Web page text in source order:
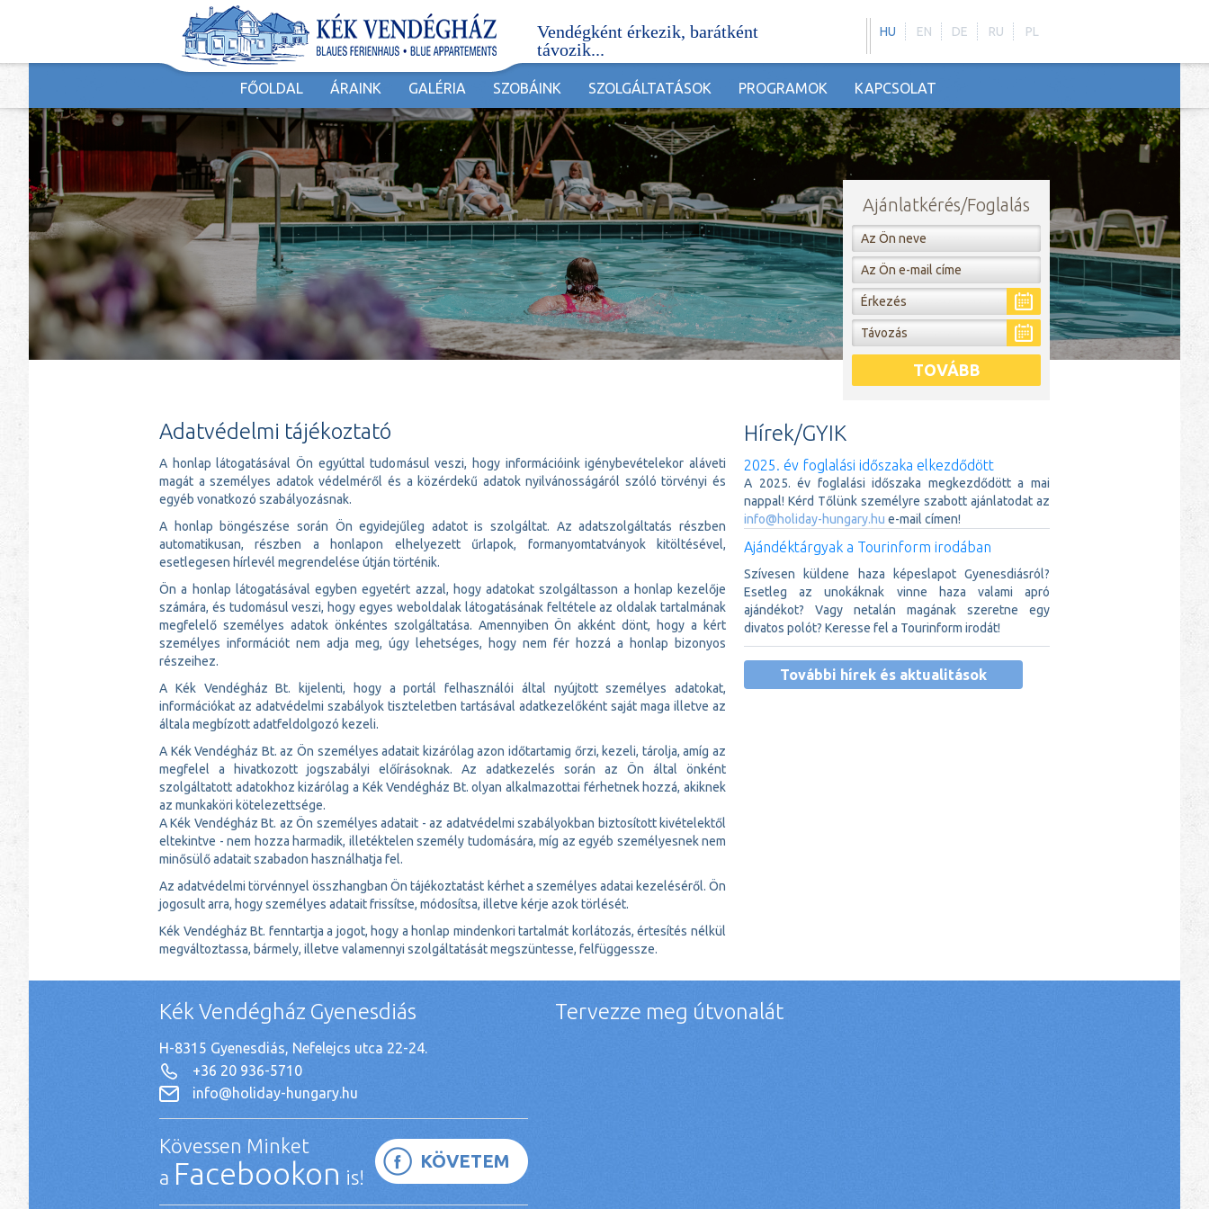
Vendégként érkezik, barátként
távozik...
FŐOLDAL ÁRAINK GALÉRIA SZOBÁINK SZOLGÁLTATÁSOK PROGRAMOK KAPCSOLAT
HU EN DE RU PL
Ajánlatkérés/Foglalás
TOVÁBB
Adatvédelmi tájékoztató
A honlap látogatásával Ön egyúttal tudomásul veszi, hogy információink igénybevételekor aláveti
magát a személyes adatok védelméről és a közérdekű adatok nyilvánosságáról szóló törvényi és
egyéb vonatkozó szabályozásnak.
A honlap böngészése során Ön egyidejűleg adatot is szolgáltat. Az adatszolgáltatás részben
automatikusan, részben a honlapon elhelyezett űrlapok, formanyomtatványok kitöltésével,
esetlegesen hírlevél megrendelése útján történik.
Ön a honlap látogatásával egyben egyetért azzal, hogy adatokat szolgáltasson a honlap kezelője
számára, és tudomásul veszi, hogy egyes weboldalak látogatásának feltétele az oldalak tartalmának
megfelelő személyes adatok önkéntes szolgáltatása. Amennyiben Ön akként dönt, hogy a kért
személyes információt nem adja meg, úgy lehetséges, hogy nem fér hozzá a honlap bizonyos
részeihez.
A Kék Vendégház Bt. kijelenti, hogy a portál felhasználói által nyújtott személyes adatokat,
információkat az adatvédelmi szabályok tiszteletben tartásával adatkezelőként saját maga illetve az
általa megbízott adatfeldolgozó kezeli.
A Kék Vendégház Bt. az Ön személyes adatait kizárólag azon időtartamig őrzi, kezeli, tárolja, amíg az
megfelel a hivatkozott jogszabályi előírásoknak. Az adatkezelés során az Ön által önként
szolgáltatott adatokhoz kizárólag a Kék Vendégház Bt. olyan alkalmazottai férhetnek hozzá, akiknek
az munkaköri kötelezettsége.
A Kék Vendégház Bt. az Ön személyes adatait - az adatvédelmi szabályokban biztosított kivételektől
eltekintve - nem hozza harmadik, illetéktelen személy tudomására, míg az egyéb személyesnek nem
minősülő adatait szabadon használhatja fel.
Az adatvédelmi törvénnyel összhangban Ön tájékoztatást kérhet a személyes adatai kezeléséről. Ön
jogosult arra, hogy személyes adatait frissítse, módosítsa, illetve kérje azok törlését.
Kék Vendégház Bt. fenntartja a jogot, hogy a honlap mindenkori tartalmát korlátozás, értesítés nélkül
megváltoztassa, bármely, illetve valamennyi szolgáltatását megszüntesse, felfüggessze.
Hírek/GYIK
2025. év foglalási időszaka elkezdődött
A 2025. év foglalási időszaka megkezdődött a mai
nappal! Kérd Tőlünk személyre szabott ajánlatodat az
info@holiday-hungary.hu e-mail címen!
Ajándéktárgyak a Tourinform irodában
Szívesen küldene haza képeslapot Gyenesdiásról?
Esetleg az unokáknak vinne haza valami apró
ajándékot? Vagy netalán magának szeretne egy
divatos polót? Keresse fel a Tourinform irodát!
További hírek és aktualitások
Kék Vendégház Gyenesdiás
H-8315 Gyenesdiás, Nefelejcs utca 22-24.
+36 20 936-5710
info@holiday-hungary.hu
KÖVETEM
Kövessen Minket
a Facebookon is!
Tervezze meg útvonalát